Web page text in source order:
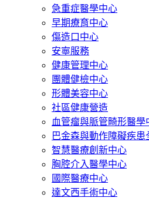
急重症醫學中心
早期療育中心
傷造口中心
安寧服務
健康管理中心
團體健檢中心
形體美容中心
社區健康營造
血管瘤與脈管畸形醫學
巴金森與動作障礙疾
智慧醫療創新中心
胸腔介入醫學中心
國際醫療中心
達文西手術中心